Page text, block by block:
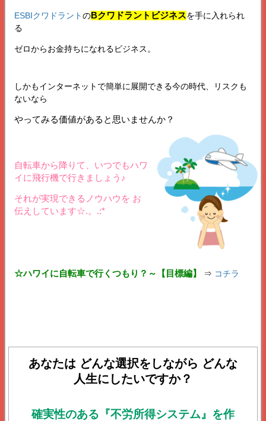
ESBIクワドラントのBクワドラントビジネスを手に入れられ
る
ゼロからお金持ちになれるビジネス。
しかもインターネットで簡単に展開できる今の時代、リスクも
ないなら
やってみる価値があると思いませんか？
自転車から降りて、いつでもハワ
イに飛行機で行きましょう♪
それが実現できるノウハウを お
伝えしています☆.。.:*
☆ハワイに自転車で行くつもり？～【目標編】 ⇒ コチラ
あなたは どんな選択をしながら どんな
人生にしたいですか？
確実性のある『不労所得システム』を作